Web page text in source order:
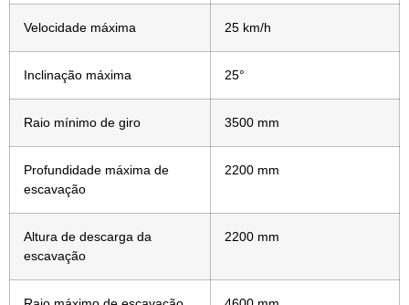
Velocidade máxima 25 km/h
Inclinação máxima 25°
Raio mínimo de giro 3500 mm
Profundidade máxima de
escavação
2200 mm
Altura de descarga da
escavação
2200 mm